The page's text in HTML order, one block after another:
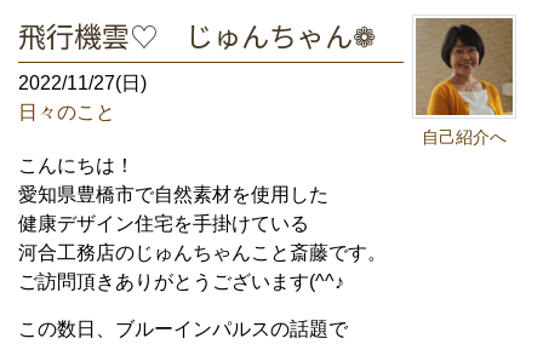
自己紹介へ
飛行機雲♡ じゅんちゃん❁
2022/11/27(日)
日々のこと
こんにちは！
愛知県豊橋市で自然素材を使用した
健康デザイン住宅を手掛けている
河合工務店のじゅんちゃんこと斎藤です。
ご訪問頂きありがとうございます(^^♪
この数日、ブルーインパルスの話題で